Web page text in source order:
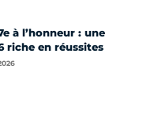
à l’honneur : une
riche en réussites